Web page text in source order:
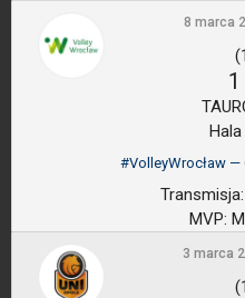
8 marca
1
#VolleyWrocław
Transmisja:
MVP:
3 marca